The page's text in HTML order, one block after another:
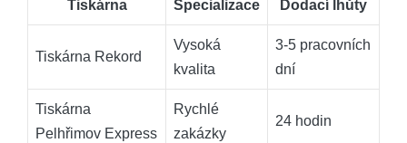
Tiskárna Specializace Dodací lhůty
Tiskárna Rekord
Vysoká ​
kvalita
3-5 pracovních
dní
Tiskárna⁤
Pelhřimov ⁤Express
Rychlé
⁣zakázky
24 hodin